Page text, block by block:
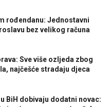
rođendanu: Jednostavni
bez velikog računa
Sve više ozljeda zbog
najčešće stradaju djeca
BiH dobivaju dodatni novac: